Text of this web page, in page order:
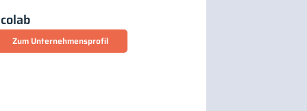
Zum Unternehmensprofil